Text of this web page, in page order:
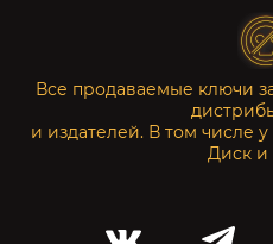
Все продаваемые ключи
и издателей. В том числе
Диск и